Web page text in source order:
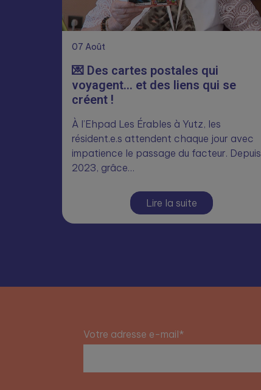
07 Août
💌 Des cartes postales qui
voyagent… et des liens qui se
créent !
À l’Ehpad Les Érables à Yutz, les
résident.e.s attendent chaque jour avec
impatience le passage du facteur. Depuis
2023, grâce…
Lire la suite
Votre adresse e-mail*